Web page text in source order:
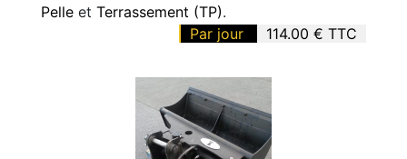
Pelle et Terrassement (TP).
Par jour
114.00 € TTC